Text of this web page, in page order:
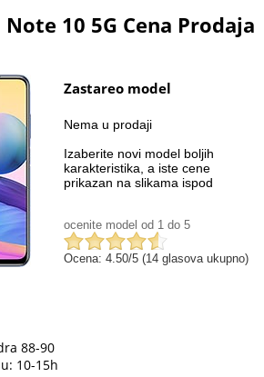
10 5G Cena Prodaja
Zastareo model
Nema u prodaji
Izaberite novi model boljih
karakteristika, a iste cene
prikazan na slikama ispod
ocenite model od 1 do 5
Ocena: 4.50/5 (14 glasova ukupno)
88-90
10-15h